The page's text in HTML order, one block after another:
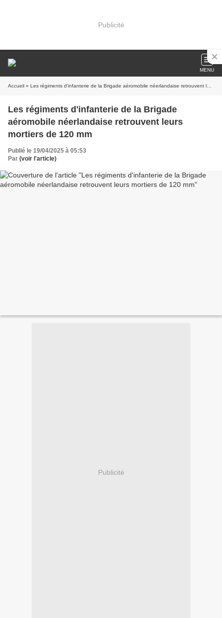
Publicité
MENU
Accueil » Les régiments d'infanterie de la Brigade aéromobile néerlandaise retrouvent leurs mortiers de 120 mm
Les régiments d'infanterie de la Brigade
aéromobile néerlandaise retrouvent leurs
mortiers de 120 mm
Publié le 19/04/2025 à 05:53
Par (voir l'article)
Publicité